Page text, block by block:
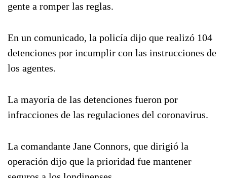
gente a romper las reglas.
En un comunicado, la policía dijo que realizó 104
detenciones por incumplir con las instrucciones de
los agentes.
La mayoría de las detenciones fueron por
infracciones de las regulaciones del coronavirus.
La comandante Jane Connors, que dirigió la
operación dijo que la prioridad fue mantener